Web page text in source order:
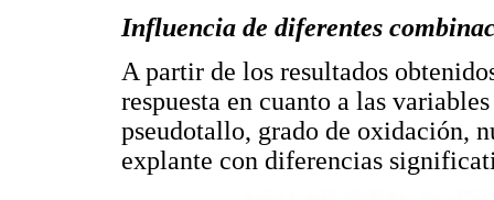
Influencia de diferentes
A partir de los resultados
respuesta en cuanto a las
pseudotallo, grado de oxidación,
explante con diferencias